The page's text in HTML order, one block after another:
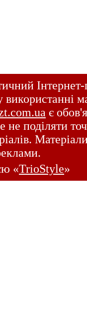
є
не поділяти
«TrioStyle»